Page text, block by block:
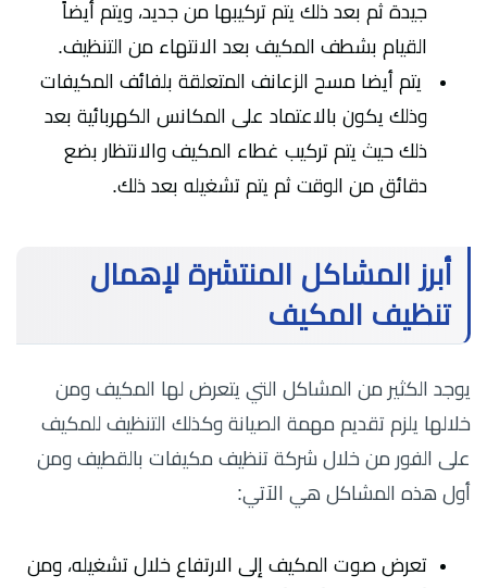
جيدة ثم بعد ذلك يتم تركيبها من جديد، ويتم أيضاً
القيام بشطف المكيف بعد الانتهاء من التنظيف.
يتم أيضا مسح الزعانف المتعلقة بلفائف المكيفات
وذلك يكون بالاعتماد على المكانس الكهربائية بعد
ذلك حيث يتم تركيب غطاء المكيف والانتظار بضع
دقائق من الوقت ثم يتم تشغيله بعد ذلك.
أبرز المشاكل المنتشرة لإهمال
تنظيف المكيف
يوجد الكثير من المشاكل التي يتعرض لها المكيف ومن
خلالها يلزم تقديم مهمة الصيانة وكذلك التنظيف للمكيف
على الفور من خلال شركة تنظيف مكيفات بالقطيف ومن
أول هذه المشاكل هي الآتي:
تعرض صوت المكيف إلى الارتفاع خلال تشغيله، ومن